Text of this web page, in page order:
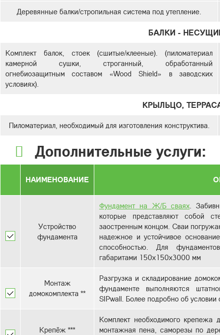
Деревянные балки/стропильная система под утепление.
БАЛКИ -
Комплект балок, стоек (сшитые/клееные). (пиломатериал
камерной сушки, строганный, обработанный
огнебиозащитным составом «Wood Shield» в заводских
условиях).
КРЫЛЬЦО,
Пиломатериал, необходимый для изготовления конструктива.
Дополнительные услуги:
НАИМЕНОВАНИЕ
Устройство
фундамента
Фундамент на Ж/Б сваях .
которые представляют собой
заостренным концом. Сваи
надежное и устойчивое
способностью. Для
Монтаж
домокомплекта **
Разгрузка и складирование
фундаменте выполняются
SIPwall. Более подробно об
Крепёж ***
Комплект необходимого крепежа
монтажная пена, саморезы по